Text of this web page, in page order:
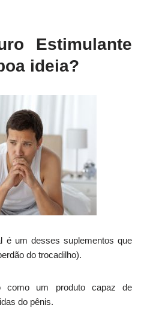
Estimulante
ideia?
é um desses suplementos que
do trocadilho).
como um produto capaz de
do pênis.